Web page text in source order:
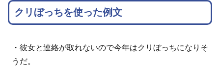
クリぼっちを使った例文
・彼女と連絡が取れないので今年はクリぼっちになりそ
うだ。